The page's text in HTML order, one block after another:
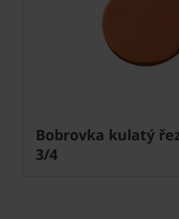
Bobrovka kulatý
3/4